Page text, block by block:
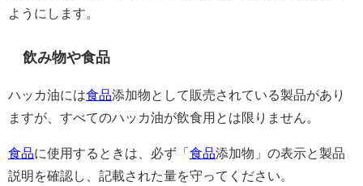
ようにします。
飲み物や食品
ハッカ油には食品添加物として販売されている製品があり
ますが、すべてのハッカ油が飲食用とは限りません。
食品に使用するときは、必ず「食品添加物」の表示と製品
説明を確認し、記載された量を守ってください。